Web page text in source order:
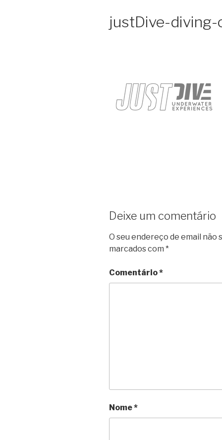
justDive-
Deixe um comentário
O seu endereço de email não
marcados com *
Comentário*
Nome*